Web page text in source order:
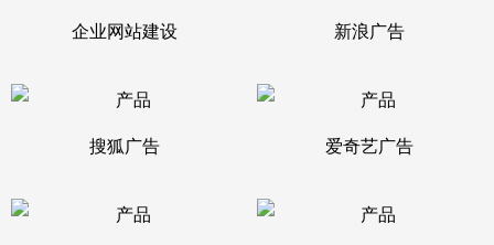
企业网站建设 新浪广告
搜狐广告 爱奇艺广告